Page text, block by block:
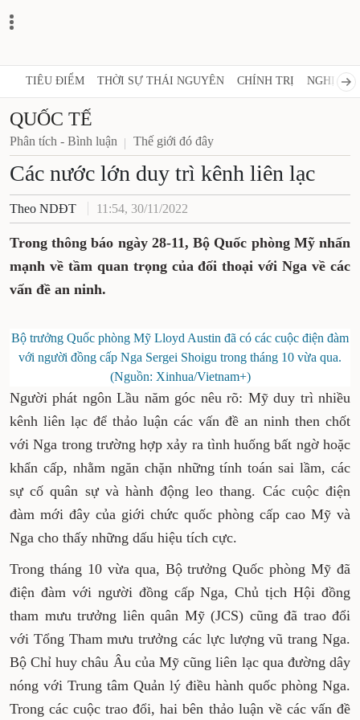
TIÊU ĐIỂM THỜI SỰ THÁI NGUYÊN CHÍNH TRỊ NGHỊ
QUỐC TẾ
Phân tích - Bình luận Thế giới đó đây
Các nước lớn duy trì kênh liên lạc
Theo NDĐT 11:54, 30/11/2022
Trong thông báo ngày 28-11, Bộ Quốc phòng Mỹ nhấn
mạnh về tầm quan trọng của đối thoại với Nga về các
vấn đề an ninh.
Bộ trưởng Quốc phòng Mỹ Lloyd Austin đã có các cuộc điện đàm
với người đồng cấp Nga Sergei Shoigu trong tháng 10 vừa qua.
(Nguồn: Xinhua/Vietnam+)
Người phát ngôn Lầu năm góc nêu rõ: Mỹ duy trì nhiều
kênh liên lạc để thảo luận các vấn đề an ninh then chốt
với Nga trong trường hợp xảy ra tình huống bất ngờ hoặc
khẩn cấp, nhằm ngăn chặn những tính toán sai lầm, các
sự cố quân sự và hành động leo thang. Các cuộc điện
đàm mới đây của giới chức quốc phòng cấp cao Mỹ và
Nga cho thấy những dấu hiệu tích cực.
Trong tháng 10 vừa qua, Bộ trưởng Quốc phòng Mỹ đã
điện đàm với người đồng cấp Nga, Chủ tịch Hội đồng
tham mưu trưởng liên quân Mỹ (JCS) cũng đã trao đổi
với Tổng Tham mưu trưởng các lực lượng vũ trang Nga.
Bộ Chỉ huy châu Âu của Mỹ cũng liên lạc qua đường dây
nóng với Trung tâm Quản lý điều hành quốc phòng Nga.
Trong các cuộc trao đổi, hai bên thảo luận về các vấn đề